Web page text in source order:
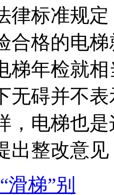
律标准规
合格的电
梯年检就
无碍并不
，电梯也
出整改意